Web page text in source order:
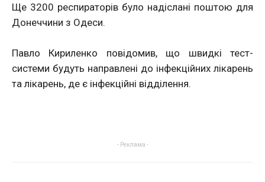
Ще 3200 респираторів було надіслані поштою для
Донеччини з Одеси.
Павло Кириленко повідомив, що швидкі тест-
системи будуть направлені до інфекційних лікарень
та лікарень, де є інфекційні відділення.
- Реклама -